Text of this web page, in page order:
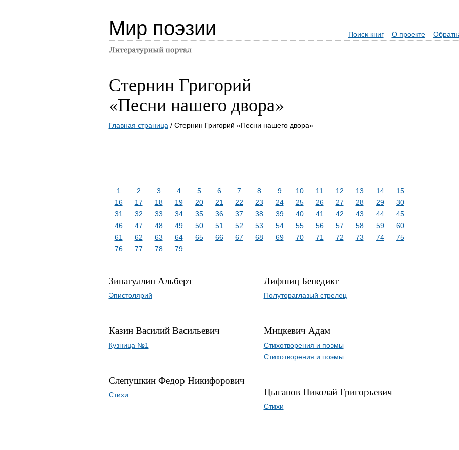
Мир поэзии Поиск книг О проекте
Стернин Григорий
«Песни нашего двора»
Главная страница / Стернин Григорий «Песни нашего двора»
1 2 3 4 5 6 7 8 9 10 11 12 13 14
15
16
17 18 19 20 21 22 23 24 25 26 27 28 29
30
31
32 33 34 35 36 37 38 39 40 41 42 43 44
45
46
47 48 49 50 51 52 53 54 55 56 57 58 59
60
61
62 63 64 65 66 67 68 69 70 71 72 73 74
75
76
77 78 79
Зинатуллин Альберт
Эпистолярий
Казин Василий Васильевич
Кузница №1
Слепушкин Федор Никифорович
Стихи
Лифшиц Бенедикт
Полутораглазый стрелец
Мицкевич Адам
Стихотворения и поэмы
Стихотворения и поэмы
Цыганов Николай Григорьевич
Стихи